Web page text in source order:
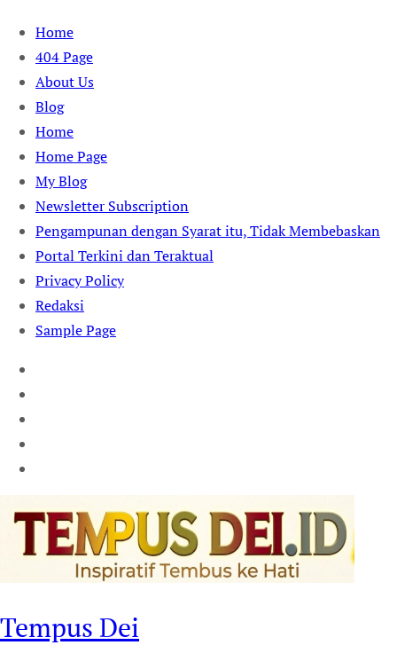
Skip
content
Home
404 Page
About Us
Blog
Home
Home Page
My Blog
Newsletter Subscription
Pengampunan dengan Syarat itu, Tidak Membebaskan
Portal Terkini dan Teraktual
Privacy Policy
Redaksi
Sample Page
Tempus Dei